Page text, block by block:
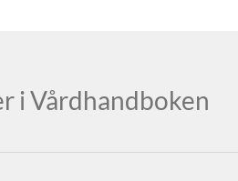
i Vårdhandboken